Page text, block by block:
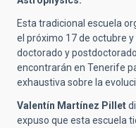
Esta tradicional escuela
el próximo 17 de octubre
doctorado y
encontrarán en Tenerife
exhaustiva sobre la
Valentín Martínez Pillet
expuso que esta escuela